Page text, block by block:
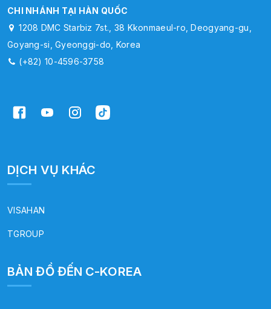
CHI NHÁNH TẠI HÀN QUỐC
1208 DMC Starbiz 7st., 38 Kkonmaeul-ro, Deogyang-gu,
Goyang-si, Gyeonggi-do, Korea
(+82) 10-4596-3758
DỊCH VỤ KHÁC
VISAHAN
TGROUP
BẢN ĐỒ ĐẾN C-KOREA